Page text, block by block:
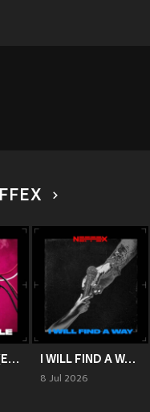
BEEN AWHILE (Explicit) I WILL FIND A WAY (Explicit)
8 Jul 2026